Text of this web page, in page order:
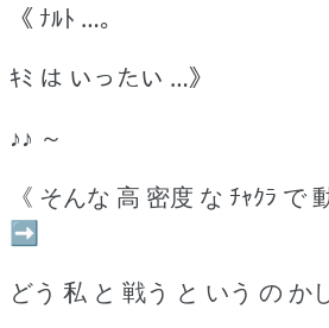
《 ﾅﾙﾄ …｡
ｷﾐ は いったい …》
♪♪ ～
《 そんな 高 密度 な ﾁｬｸﾗ で
➡
どう 私 と 戦う と いう の か